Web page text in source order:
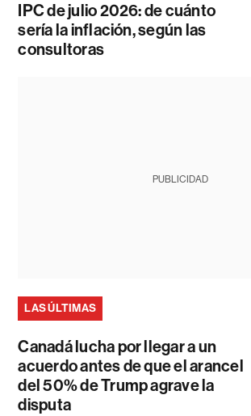
IPC de julio 2026: de cuánto
sería la inflación, según las
consultoras
PUBLICIDAD
LAS ÚLTIMAS
Canadá lucha por llegar a un
acuerdo antes de que el arancel
del 50% de Trump agrave la
disputa